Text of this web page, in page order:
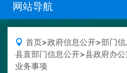
网站导航
首页>政府信息公开>部门
县直部门信息公开>县政府办
业务事项